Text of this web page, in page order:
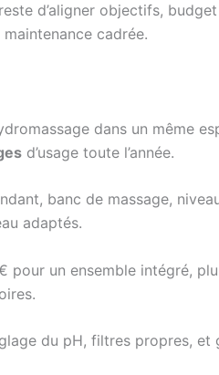
d’aligner objectifs,
cadrée.
dans un même
d’usage toute l’année.
banc de massage,
adaptés.
pour un ensemble intégré,
du pH, filtres propres, et